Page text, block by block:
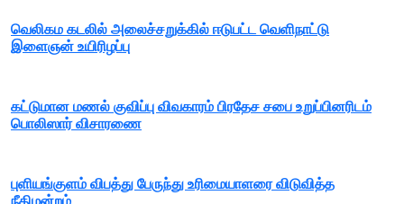
வெலிகம கடலில் அலைச்சறுக்கில் ஈடுபட்ட வெளிநாட்டு
இளைஞன் உயிரிழப்பு
கட்டுமான மணல் குவிப்பு விவகாரம் பிரதேச சபை உறுப்பினரிடம்
பொலிஸார் விசாரணை
புளியங்குளம் விபத்து பேருந்து உரிமையாளரை விடுவித்த